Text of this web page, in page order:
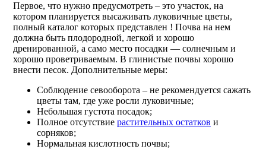
Первое, что нужно предусмотреть – это участок, на
котором планируется высаживать луковичные цветы,
полный каталог которых представлен ! Почва на нем
должна быть плодородной, легкой и хорошо
дренированной, а само место посадки — солнечным и
хорошо проветриваемым. В глинистые почвы хорошо
внести песок. Дополнительные меры:
Соблюдение севооборота – не рекомендуется сажать
цветы там, где уже росли луковичные;
Небольшая густота посадок;
Полное отсутствие растительных остатков и
сорняков;
Нормальная кислотность почвы;